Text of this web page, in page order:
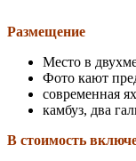
Размещение
Место в
Фото кают
современная
камбуз, два
В стоимость